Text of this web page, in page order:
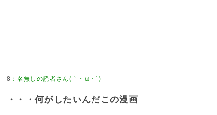
8 ： 名無しの読者さん(｀・ω・´)
・・・何がしたいんだこの漫画